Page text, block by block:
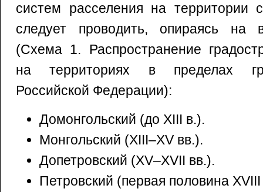
систем расселения на территории
следует проводить, опираясь на
(Схема 1. Распространение
на территориях в пределах
Российской Федерации):
Домонгольский (до XIII в.).
Монгольский (XIII–XV вв.).
Допетровский (XV–XVII вв.).
Петровский (первая половина XVIII